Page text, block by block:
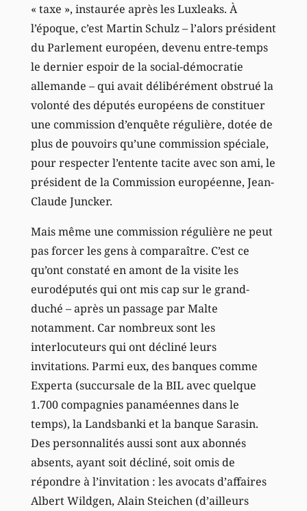
« taxe », instaurée après les Luxleaks. À
l’époque, c’est Martin Schulz – l’alors président
du Parlement européen, devenu entre-temps
le dernier espoir de la social-démocratie
allemande – qui avait délibérément obstrué la
volonté des députés européens de constituer
une commission d’enquête régulière, dotée de
plus de pouvoirs qu’une commission spéciale,
pour respecter l’entente tacite avec son ami, le
président de la Commission européenne, Jean-
Claude Juncker.
Mais même une commission régulière ne peut
pas forcer les gens à comparaître. C’est ce
qu’ont constaté en amont de la visite les
eurodéputés qui ont mis cap sur le grand-
duché – après un passage par Malte
notamment. Car nombreux sont les
interlocuteurs qui ont décliné leurs
invitations. Parmi eux, des banques comme
Experta (succursale de la BIL avec quelque
1.700 compagnies panaméennes dans le
temps), la Landsbanki et la banque Sarasin.
Des personnalités aussi sont aux abonnés
absents, ayant soit décliné, soit omis de
répondre à l’invitation : les avocats d’affaires
Albert Wildgen, Alain Steichen (d’ailleurs